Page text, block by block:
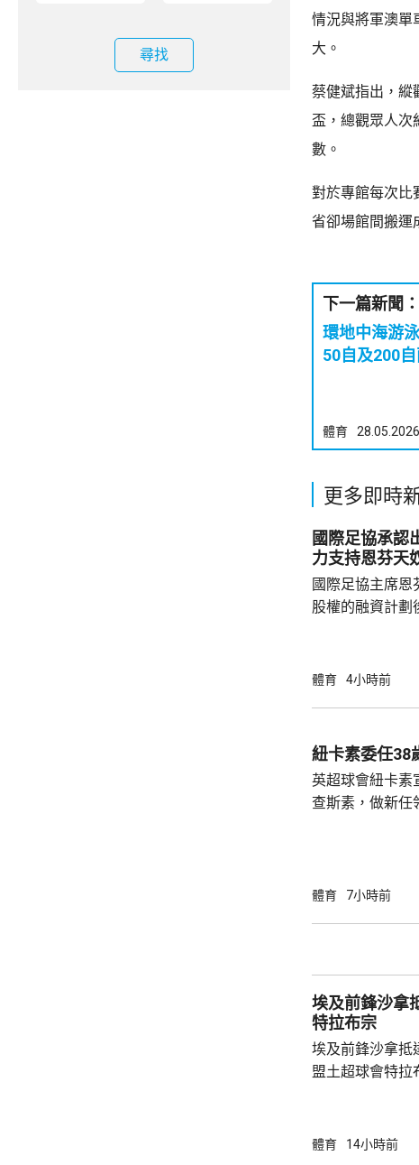
尋找
情況與將軍澳單
大。
蔡健斌指出，縱
盃，總觀眾人次
數。
對於專館每次比
省卻場館間搬運
下一篇新聞：
環地中海游
50自及200
體育 28.05.2026
更多即時
國際足協承
力支持恩芬天
國際足協主席恩
股權的融資計劃
長達7小時，恩
員，會後聲明重
出售賽事股權的
應以不同的方式
理...
體育 4小時前
紐卡素委任38
英超球會紐卡素
查斯素，做新任
帶領沙特球會吉
體育 7小時前
埃及前鋒沙拿抵達土
特拉布宗
埃及前鋒沙拿抵
盟土超球會特拉
家見面。 34歲的沙拿上季同效力了9年的英超
體育 14小時前